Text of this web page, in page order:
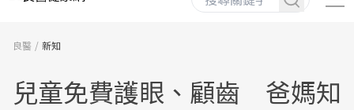
良醫 新知
兒童免費護眼、顧齒 爸媽知